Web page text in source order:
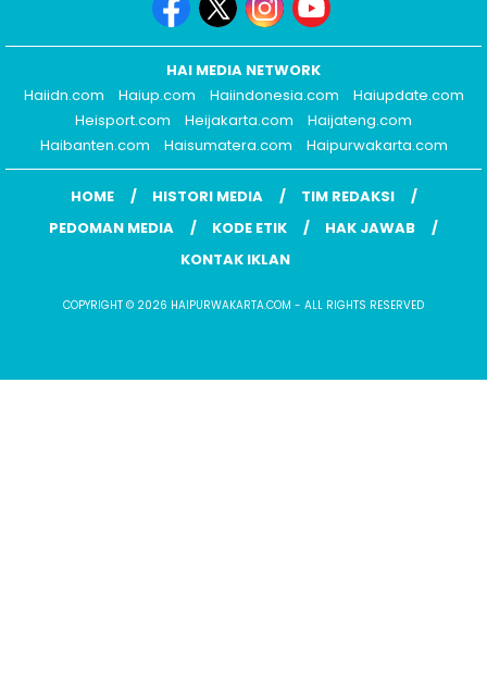
HAI MEDIA NETWORK
Haiidn.com
Haiup.com Haiindonesia.com
Haiupdate.com
Heisport.com
Heijakarta.com
Haijateng.com
Haibanten.com
Haisumatera.com Haipurwakarta.com
HOME HISTORI MEDIA
TIM REDAKSI
PEDOMAN MEDIA
KODE ETIK
HAK JAWAB
KONTAK IKLAN
COPYRIGHT © 2026 HAIPURWAKARTA.COM - ALL RIGHTS RESERVED